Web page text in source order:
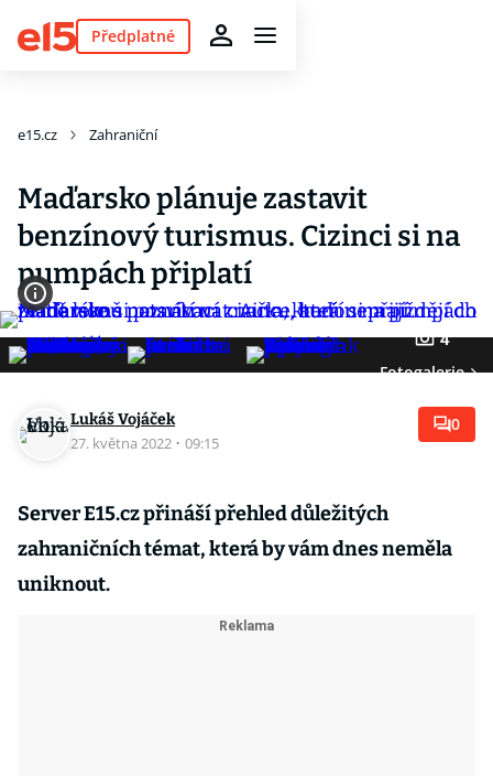
Předplatné
e15.cz Zahraniční
Maďarsko plánuje zastavit
benzínový turismus. Cizinci si na
pumpách připlatí
4
Fotogalerie
Lukáš Vojáček
27. května 2022 · 09:15
0
Server E15.cz přináší přehled důležitých
zahraničních témat, která by vám dnes neměla
uniknout.